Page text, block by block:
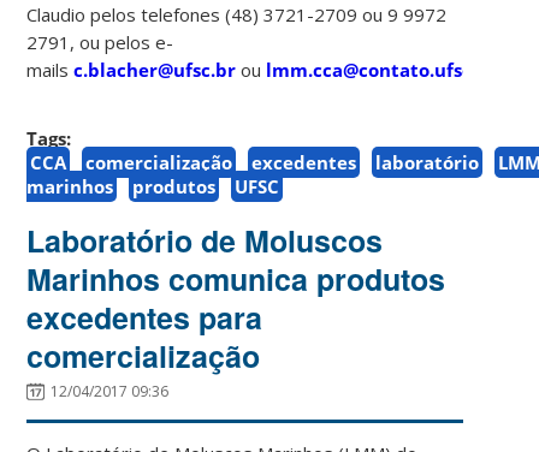
Claudio pelos telefones (48) 3721-2709 ou 9 9972
2791, ou pelos e-
mailsc.blacher@ufsc.br ou lmm.cca@contato.ufsc.br
Tags:
CCA
comercialização excedentes laboratório
marinhos
produtos UFSC
Laboratório de Moluscos
Marinhos comunica produtos
excedentes para
comercialização
12/04/2017 09:36